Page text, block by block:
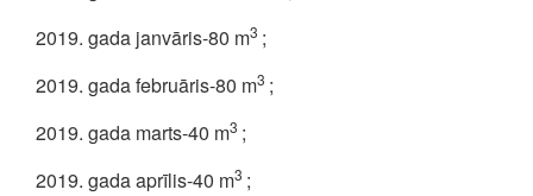
2019. gada janvāris-80 m3 ;
2019. gada februāris-80 m3 ;
2019. gada marts-40 m3 ;
2019. gada aprīlis-40 m3 ;